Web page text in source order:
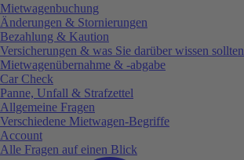
Mietwagenbuchung
Änderungen & Stornierungen
Bezahlung & Kaution
Versicherungen & was Sie darüber wissen sollten
Mietwagenübernahme & -abgabe
Car Check
Panne, Unfall & Strafzettel
Allgemeine Fragen
Verschiedene Mietwagen-Begriffe
Account
Alle Fragen auf einen Blick